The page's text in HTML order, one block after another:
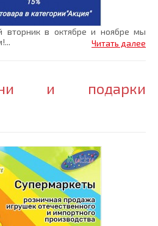
вторник в октябре и ноябре мы
Читать далее
и подарки